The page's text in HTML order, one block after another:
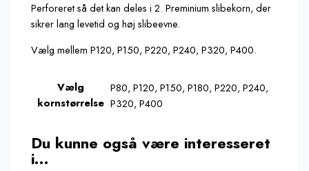
Perforeret så det kan deles i 2. Preminium slibekorn, der
sikrer lang levetid og høj slibeevne.
Vælg mellem P120, P150, P220, P240, P320, P400.
Vælg
kornstørrelse
P80, P120, P150, P180, P220, P240,
P320, P400
Du kunne også være interesseret
i…